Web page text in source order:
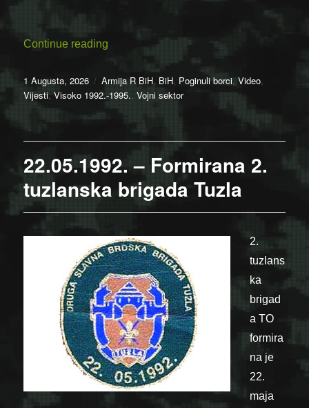
Continue reading “Video: Da se ne zaborave heroji –
Posted
on
1 Augusta, 2026 Categories
Armija R BiH, BiH, Poginuli borci,Video,
Vijesti,Visoko 1992.-1995. ,Vojni sektor
22.05.1992. – Formirana 2.
tuzlanska brigada Tuzla
2.
tuzlans
ka
brigad
a TO
formira
na je
22.
maja